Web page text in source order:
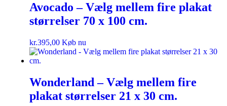
Avocado – Vælg mellem fire plakat
størrelser 70 x 100 cm.
kr.395,00 Køb nu
Wonderland – Vælg mellem fire
plakat størrelser 21 x 30 cm.